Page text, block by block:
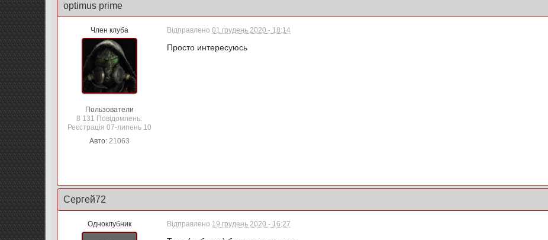
optimus prime
Член клуба
Пользователи
8 131 Повідомлень:
Реєстрація 07-липень 10
Авто: 21063
Відправлено01 грудень 2020 - 18:14
Просто интересуюсь
Сергей72
Одноклубник Відправлено 19 грудень 2020 - 16:27